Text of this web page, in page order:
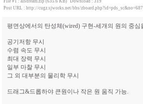
File #1 : alsdream.zip (635.6 KB)
Download : 319
Post URL : http://cugz.sjworks.net/bbs/zboard.php?id=pds_sc&no=687
평면상에서의 탄성체(wired) 구현-세개의 원의 중
공기저항 무시
수렴 속도 무시
최대 장력 무시
일부 마찰 무시
그 외 대부분의 물리학 무시
드래그&드롭하야 큰원이나 작은 원 움직 가능.